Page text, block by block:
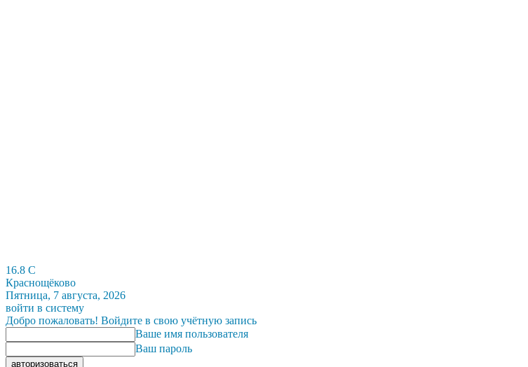
16.8 C
Краснощёково
Пятница, 7 августа, 2026
войти в систему
Добро пожаловать! Войдите в свою учётную запись
Ваше имя пользователя
Ваш пароль